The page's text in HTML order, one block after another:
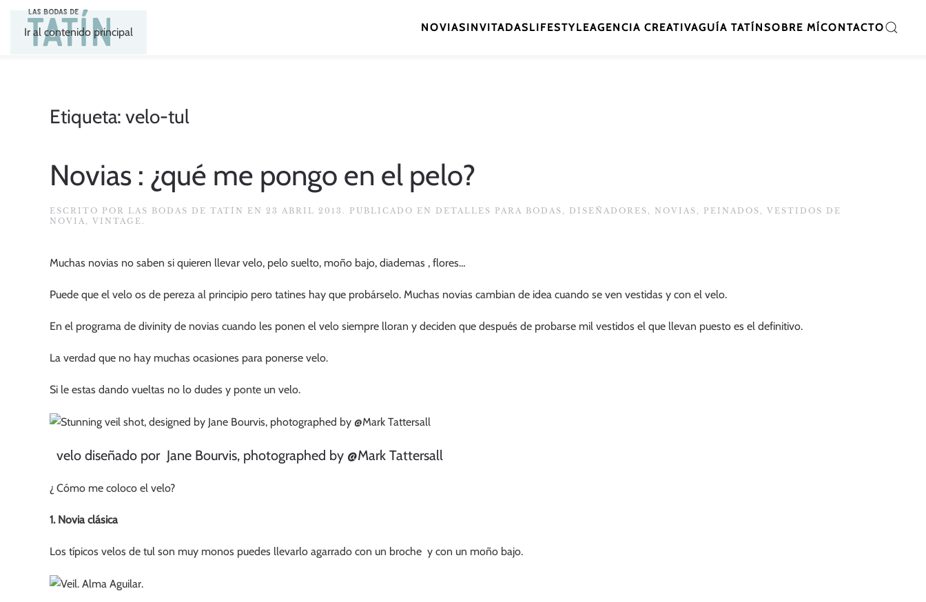
Ir al contenido principal NOVIASINVITADASLIFESTYLEAGENCIA CREATIVAGUÍA TATÍNSOBRE MÍCONTACTO
Etiqueta: velo-tul
Novias : ¿qué me pongo en el pelo?
ESCRITO POR LAS BODAS DE TATÍN EN 23 ABRIL 2013 . PUBLICADO EN DETALLES PARA BODAS , DISEÑADORES , NOVIAS , PEINADOS , VESTIDOS DE
NOVIA , VINTAGE .
Muchas novias no saben si quieren llevar velo, pelo suelto, moño bajo, diademas , flores…
Puede que el velo os de pereza al principio pero tatines hay que probárselo. Muchas novias cambian de idea cuando se ven vestidas y con el velo.
En el programa de divinity de novias cuando les ponen el velo siempre lloran y deciden que después de probarse mil vestidos el que llevan puesto es el definitivo.
La verdad que no hay muchas ocasiones para ponerse velo.
Si le estas dando vueltas no lo dudes y ponte un velo.
velo diseñado por Jane Bourvis, photographed by @Mark Tattersall
¿ Cómo me coloco el velo?
1. Novia clásica
Los típicos velos de tul son muy monos puedes llevarlo agarrado con un broche y con un moño bajo.